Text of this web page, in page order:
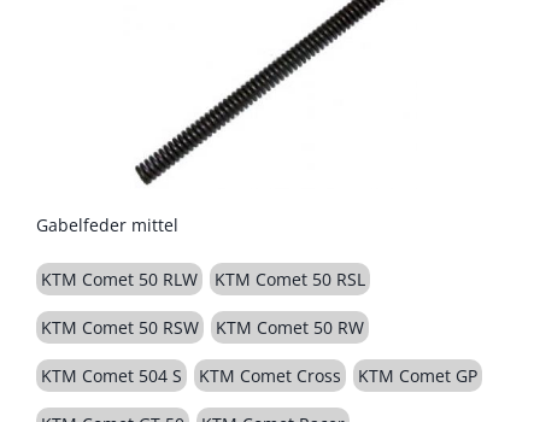
Gabelfeder mittel
KTM Comet 50 RLW KTM Comet 50 RSL
KTM Comet 50 RSW KTM Comet 50 RW
KTM Comet 504 S KTM Comet Cross KTM Comet GP